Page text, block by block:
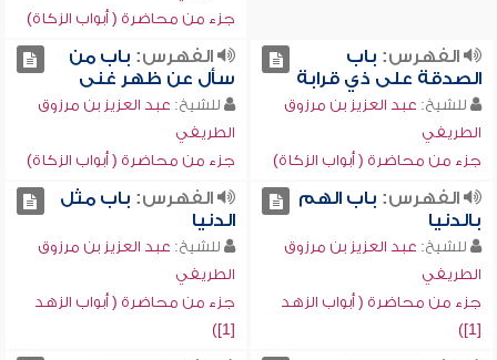
جزء من محاضرة ( أبواب الزكاة)
الفهرس: باب
الصدقة على ذي قرابة
للشيخ: عبد العزيز بن مرزوق
الطريفي
جزء من محاضرة ( أبواب الزكاة)
الفهرس: باب من
سأل عن ظهر غنى
للشيخ: عبد العزيز بن مرزوق
الطريفي
جزء من محاضرة ( أبواب الزكاة)
الفهرس: باب الهم
بالدنيا
للشيخ: عبد العزيز بن مرزوق
الطريفي
جزء من محاضرة ( أبواب الزهد
[1])
الفهرس: باب مثل
الدنيا
للشيخ: عبد العزيز بن مرزوق
الطريفي
جزء من محاضرة ( أبواب الزهد
[1])